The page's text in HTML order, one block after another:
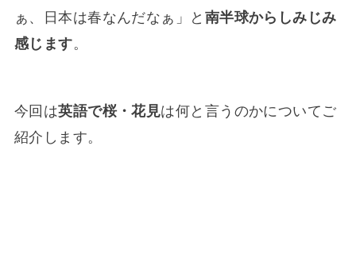
ぁ、日本は春なんだなぁ」と 南半球からしみじみ
感じます。
今回は英語で桜・花見は何と言うのかについてご
紹介します。